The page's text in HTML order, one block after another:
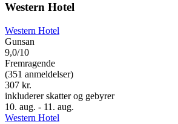
Western Hotel
Western Hotel
Gunsan
9,0/10
Fremragende
(351 anmeldelser)
307 kr.
inkluderer skatter og gebyrer
10. aug. - 11. aug.
Western Hotel